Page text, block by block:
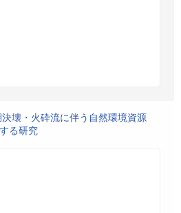
壊・火砕流に伴う自然環境資源
る研究